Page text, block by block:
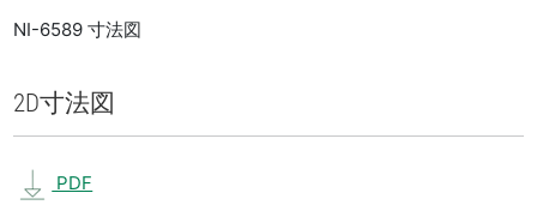
NI-6589 寸法図
2D寸法図
PDF